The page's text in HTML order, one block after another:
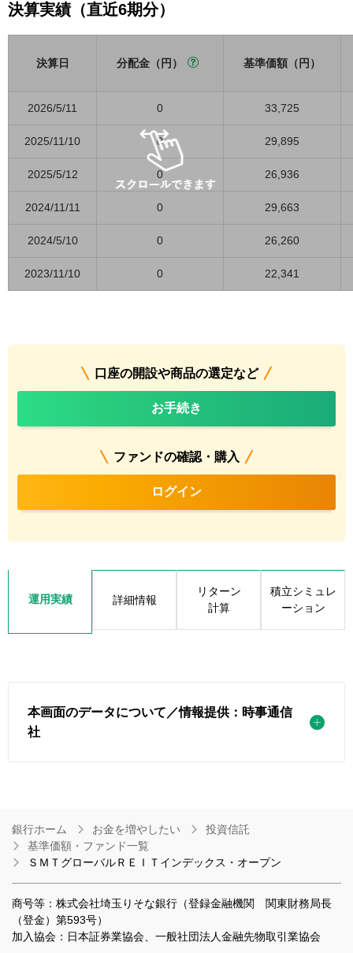
決算実績（直近6期分）
決算日 分配金（円） 基準価額（円）
2026/5/11 0 33,725
2025/11/10 0 29,895
2025/5/12 0 26,936
2024/11/11 0 29,663
2024/5/10 0 26,260
2023/11/10 0 22,341
口座の開設や商品の選定など
お手続き
ファンドの確認・購入
ログイン
運用実績 詳細情報
リターン
計算
積立シミュレ
ーション
本画面のデータについて／情報提供：時事通信
社
銀行ホーム お金を増やしたい
投資信託
基準価額・ファンド一覧
ＳＭＴグローバルＲＥＩＴインデックス・オープン
商号等：株式会社埼玉りそな銀行（登録金融機関 関東財務局長
（登金）第593号）
加入協会：日本証券業協会、一般社団法人金融先物取引業協会